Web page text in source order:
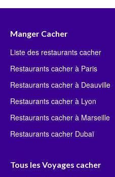
Manger Cacher
Liste des restaurants cacher
Restaurants cacher à Paris
Restaurants cacher à Deauville
Restaurants cacher à Lyon
Restaurants cacher à Marseille
Restaurants cacher Dubaï
Tous les Voyages cacher